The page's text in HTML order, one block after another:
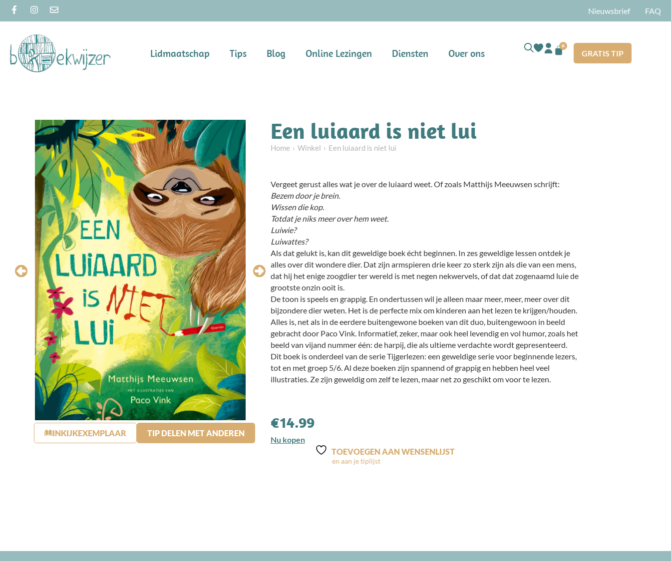
Nieuwsbrief FAQ
Lidmaatschap Tips Blog Online Lezingen Diensten Over ons
0
GRATIS TIP
INKIJKEXEMPLAAR TIP DELEN MET ANDEREN
Een luiaard is niet lui
Home Winkel Een luiaard is niet lui
Vergeet gerust alles wat je over de luiaard weet. Of zoals Matthijs Meeuwsen schrijft:
Bezem door je brein.
Wissen die kop.
Totdat je niks meer over hem weet.
Luiwie?
Luiwattes?
Als dat gelukt is, kan dit geweldige boek écht beginnen. In zes geweldige lessen ontdek je
alles over dit wondere dier. Dat zijn armspieren drie keer zo sterk zijn als die van een mens,
dat hij het enige zoogdier ter wereld is met negen nekwervels, of dat dat zogenaamd luie de
grootste onzin ooit is.
De toon is speels en grappig. En ondertussen wil je alleen maar meer, meer, meer over dit
bijzondere dier weten. Het is de perfecte mix om kinderen aan het lezen te krijgen/houden.
Alles is, net als in de eerdere buitengewone boeken van dit duo, buitengewoon in beeld
gebracht door Paco Vink. Informatief, zeker, maar ook heel levendig en vol humor, zoals het
beeld van vijand nummer één: de harpij, die als ultieme verdachte wordt gepresenteerd.
Dit boek is onderdeel van de serie Tijgerlezen: een geweldige serie voor beginnende lezers,
tot en met groep 5/6. Al deze boeken zijn spannend of grappig en hebben heel veel
illustraties. Ze zijn geweldig om zelf te lezen, maar net zo geschikt om voor te lezen.
€14.99
Nu kopen
TOEVOEGEN AAN WENSENLIJST